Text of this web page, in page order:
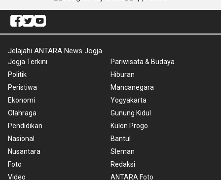
Jelajahi ANTARA News Jogja
Jogja Terkini
Politik
Peristiwa
Ekonomi
Olahraga
Pendidikan
Nasional
Nusantara
Foto
Video
Pariwisata & Budaya
Hiburan
Mancanegara
Yogyakarta
Gunung Kidul
Kulon Progo
Bantul
Sleman
Redaksi
ANTARA Foto